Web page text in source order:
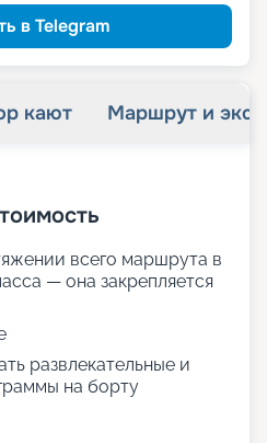
в Telegram
кают Маршрут и
всего маршрута в
— она закрепляется
развлекательные и
на борту